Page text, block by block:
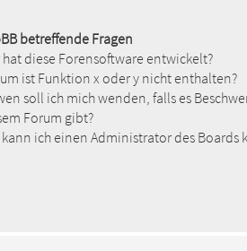
betreffende Fragen
hat diese Forensoftware entwickelt?
ist Funktion x oder y nicht enthalten?
soll ich mich wenden, falls es
Forum gibt?
kann ich einen Administrator des Boards